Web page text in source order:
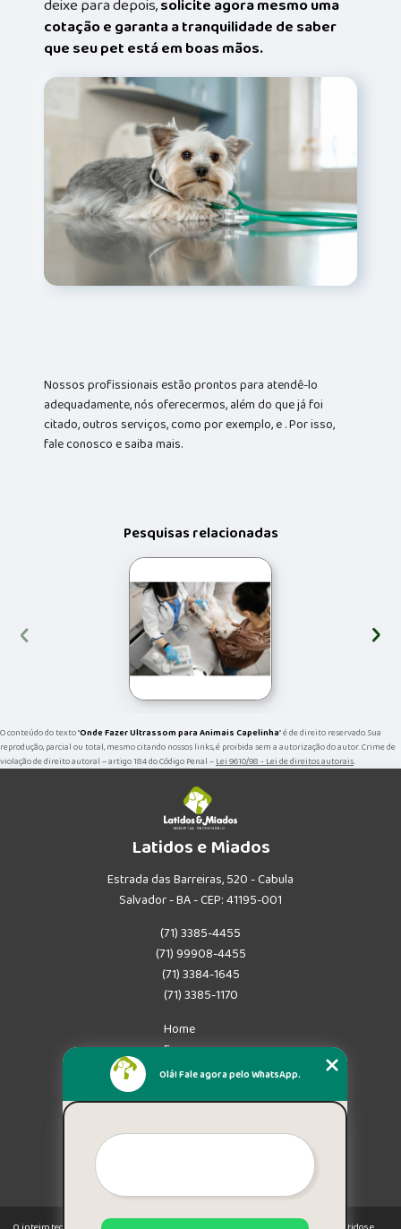
deixe para depois,solicite agora mesmo uma
cotação e garanta a tranquilidade de saber
que seu pet está em boas mãos.
Nossos profissionais estão prontos para atendê-lo
adequadamente, nós oferecermos, além do que já foi
citado, outros serviços, como por exemplo, e . Por isso,
fale conosco e saiba mais.
Pesquisas relacionadas
‹ ›
O conteúdo do texto "Onde Fazer Ultrassom para Animais Capelinha" é de direito reservado. Sua
reprodução, parcial ou total, mesmo citando nossos links, é proibida sem a autorização do autor. Crime de
violação de direito autoral – artigo 184 do Código Penal –Lei 9610/98 - Lei de direitos autorais.
Latidos e Miados
Estrada das Barreiras, 520 - Cabula
Salvador - BA - CEP: 41195-001
(71) 3385-4455
(71) 99908-4455
(71) 3384-1645
(71) 3385-1170
Home
Empresa
Missão
Mapa do site
Olá! Fale agora pelo WhatsApp.